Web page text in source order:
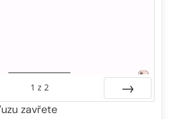
1 z 2
zavřete